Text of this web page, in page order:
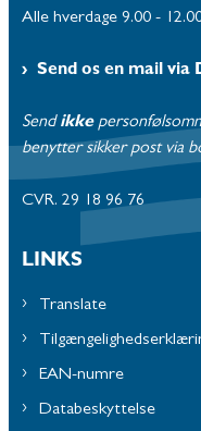
Alle hverdage 9.00 -
Send os en mail via
Send ikke
benytter sikker post via
CVR. 29 18 96 76
LINKS
Translate
EAN-numre
Databeskyttelse